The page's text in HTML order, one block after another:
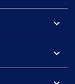
expand_more
expand_more